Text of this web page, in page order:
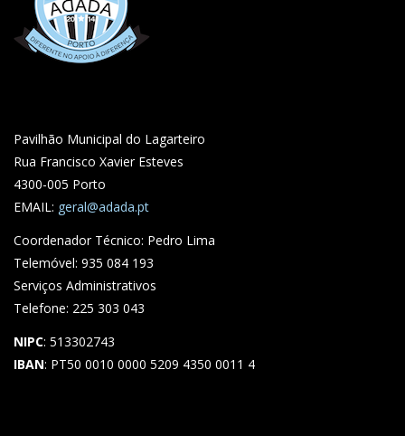
Pavilhão Municipal do Lagarteiro
Rua Francisco Xavier Esteves
4300-005 Porto
EMAIL: geral@adada.pt
Coordenador Técnico: Pedro Lima
Telemóvel: 935 084 193
Serviços Administrativos
Telefone: 225 303 043
NIPC: 513302743
IBAN: PT50 0010 0000 5209 4350 0011 4